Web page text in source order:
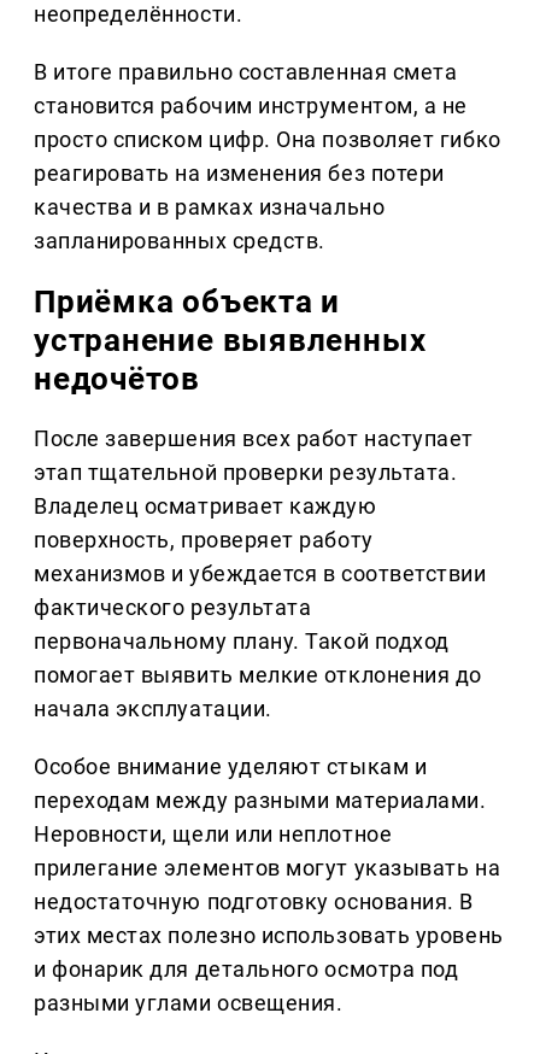
неопределённости.
В итоге правильно составленная смета
становится рабочим инструментом, а не
просто списком цифр. Она позволяет гибко
реагировать на изменения без потери
качества и в рамках изначально
запланированных средств.
Приёмка объекта и
устранение выявленных
недочётов
После завершения всех работ наступает
этап тщательной проверки результата.
Владелец осматривает каждую
поверхность, проверяет работу
механизмов и убеждается в соответствии
фактического результата
первоначальному плану. Такой подход
помогает выявить мелкие отклонения до
начала эксплуатации.
Особое внимание уделяют стыкам и
переходам между разными материалами.
Неровности, щели или неплотное
прилегание элементов могут указывать на
недостаточную подготовку основания. В
этих местах полезно использовать уровень
и фонарик для детального осмотра под
разными углами освещения.